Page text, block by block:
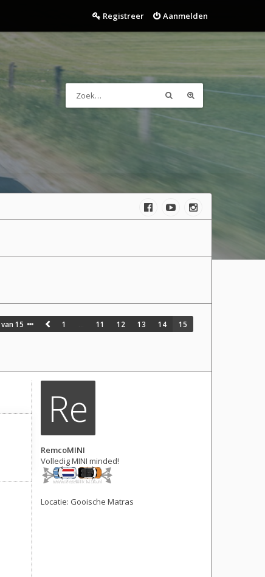
Aanmelden
Registreer
van15 1 11 12 13 14 15
Re
RemcoMINI
Volledig MINI minded!
Locatie: Gooische Matras